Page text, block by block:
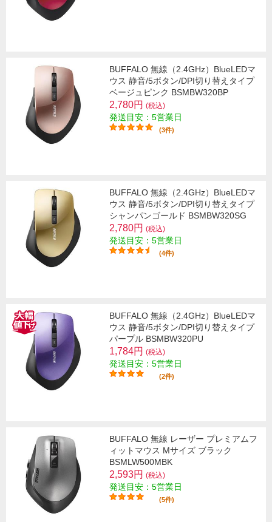
BUFFALO 無線（2.4GHz）BlueLEDマ
ウス 静音/5ボタン/DPI切り替えタイプ
ベージュピンク BSMBW320BP
2,780円 (税込)
発送目安：5営業日
(3件)
BUFFALO 無線（2.4GHz）BlueLEDマ
ウス 静音/5ボタン/DPI切り替えタイプ
シャンパンゴールド BSMBW320SG
2,780円 (税込)
発送目安：5営業日
(4件)
BUFFALO 無線（2.4GHz）BlueLEDマ
ウス 静音/5ボタン/DPI切り替えタイプ
パープル BSMBW320PU
1,784円 (税込)
発送目安：5営業日
(2件)
BUFFALO 無線 レーザー プレミアムフ
ィットマウス Mサイズ ブラック
BSMLW500MBK
2,593円 (税込)
発送目安：5営業日
(5件)